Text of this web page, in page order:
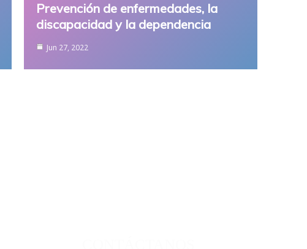
Prevención de enfermedades, la
discapacidad y la dependencia
Jun 27, 2022